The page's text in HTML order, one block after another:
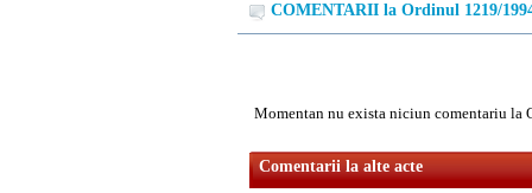
COMENTARII la Ordinul 1219/
Momentan nu exista niciun comentariu la
Comentarii la alte acte